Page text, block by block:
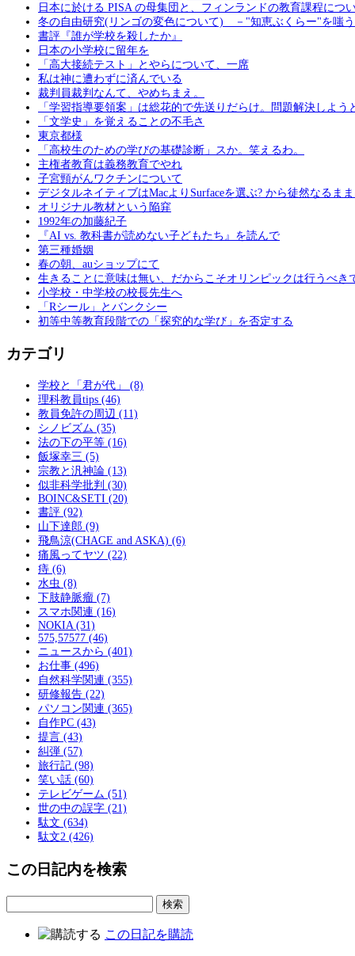
日本に於ける PISA の母集団と、フィンランドの教育課程につ
冬の自由研究(リンゴの変色について) －"知恵ぶくらー"を嗤う
書評『誰が学校を殺したか』
日本の小学校に留年を
「高大接続テスト」とやらについて、一席
私は神に遭わずに済んでいる
裁判員裁判なんて、やめちまえ。
「学習指導要領案」は総花的で先送りだらけ。問題解決しよう
「文学史」を覚えることの不毛さ
東京都様
「高校生のための学びの基礎診断」スか。笑えるわ。
主権者教育は義務教育でやれ
子宮頸がんワクチンについて
デジタルネイティブはMacよりSurfaceを選ぶ? から徒然なるまま
オリジナル教材という陥穽
1992年の加藤紀子
『AI vs. 教科書が読めない子どもたち』を読んで
第三種婚姻
春の朝、auショップにて
生きることに意味は無い、だからこそオリンピックは行うべき
小学校・中学校の校長先生へ
「Rシール」とバンクシー
初等中等教育段階での「探究的な学び」を否定する
カテゴリ
学校と「君が代」 (8)
理科教員tips (46)
教員免許の周辺 (11)
シノビズム (35)
法の下の平等 (16)
飯塚幸三 (5)
宗教と汎神論 (13)
似非科学批判 (30)
BOINC&SETI (20)
書評 (92)
山下達郎 (9)
飛鳥涼(CHAGE and ASKA) (6)
痛風ってヤツ (22)
痔 (6)
水虫 (8)
下肢静脈瘤 (7)
スマホ関連 (16)
NOKIA (31)
575,57577 (46)
ニュースから (401)
お仕事 (496)
自然科学関連 (355)
研修報告 (22)
パソコン関連 (365)
自作PC (43)
提言 (43)
糾弾 (57)
旅行記 (98)
笑い話 (60)
テレビゲーム (51)
世の中の誤字 (21)
駄文 (634)
駄文2 (426)
この日記内を検索
この日記を購読